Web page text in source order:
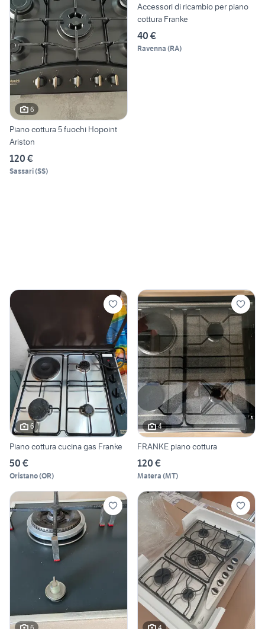
6
Piano cottura 5 fuochi Hopoint
Ariston
120 €
Sassari(SS)
Accessori di ricambio per piano
cottura Franke
40 €
Ravenna (RA)
6
Piano cottura cucina gas Franke
50 €
Oristano(OR)
4
FRANKE piano cottura
120 €
Matera (MT)